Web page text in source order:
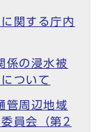
関する庁内
係の浸水被
ついて
管周辺地域
員会（第2